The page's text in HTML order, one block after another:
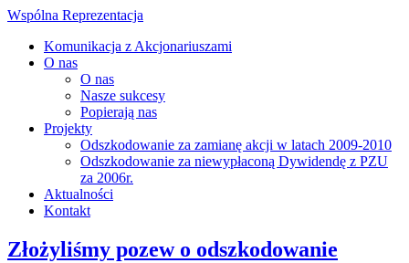
Wspólna Reprezentacja
Komunikacja z Akcjonariuszami
O nas
O nas
Nasze sukcesy
Popierają nas
Projekty
Odszkodowanie za zamianę akcji w latach 2009-2010
Odszkodowanie za niewypłaconą Dywidendę z PZU
za 2006r.
Aktualności
Kontakt
Złożyliśmy pozew o odszkodowanie